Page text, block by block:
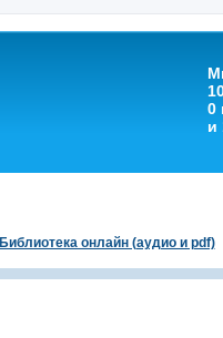
0
и
Библиотека онлайн (аудио и pdf)